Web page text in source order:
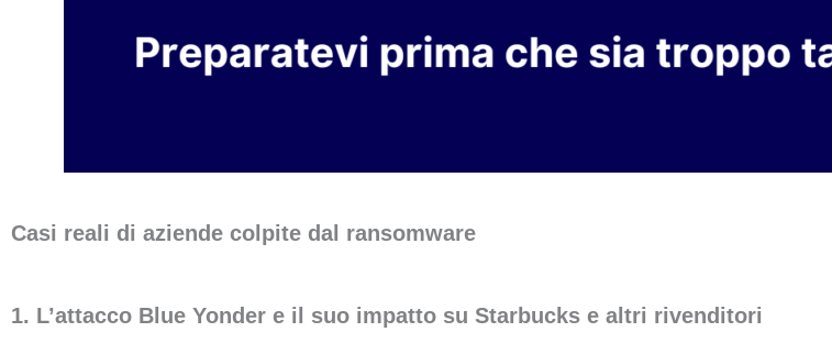
Casi reali di aziende colpite dal ransomware
1. L’attacco Blue Yonder e il suo impatto su Starbucks e altri rivenditori